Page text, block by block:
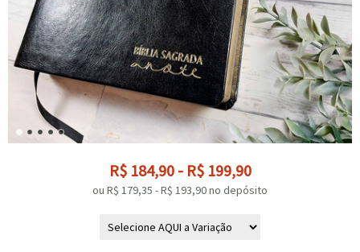
R$ 184,90 - R$ 199,90
ou R$ 179,35 -R$ 193,90no depósito